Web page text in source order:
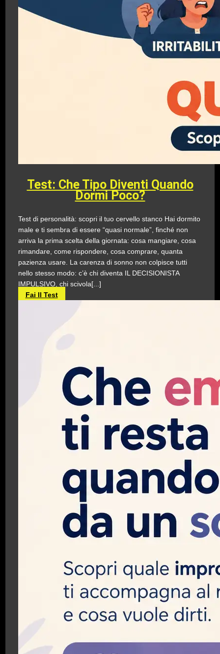
Test: Che Tipo Diventi Quando
Dormi Poco?
Test di personalità: scopri il tuo cervello stanco Hai dormito
male e ti sembra di essere “quasi normale”, finché non
arriva la prima scelta della giornata: cosa mangiare, cosa
rimandare, come rispondere, cosa comprare, quanta
pazienza usare. La carenza di sonno non colpisce tutti
nello stesso modo: c’è chi diventa IL DECISIONISTA
IMPULSIVO, chi scivola[...]
Fai Il Test